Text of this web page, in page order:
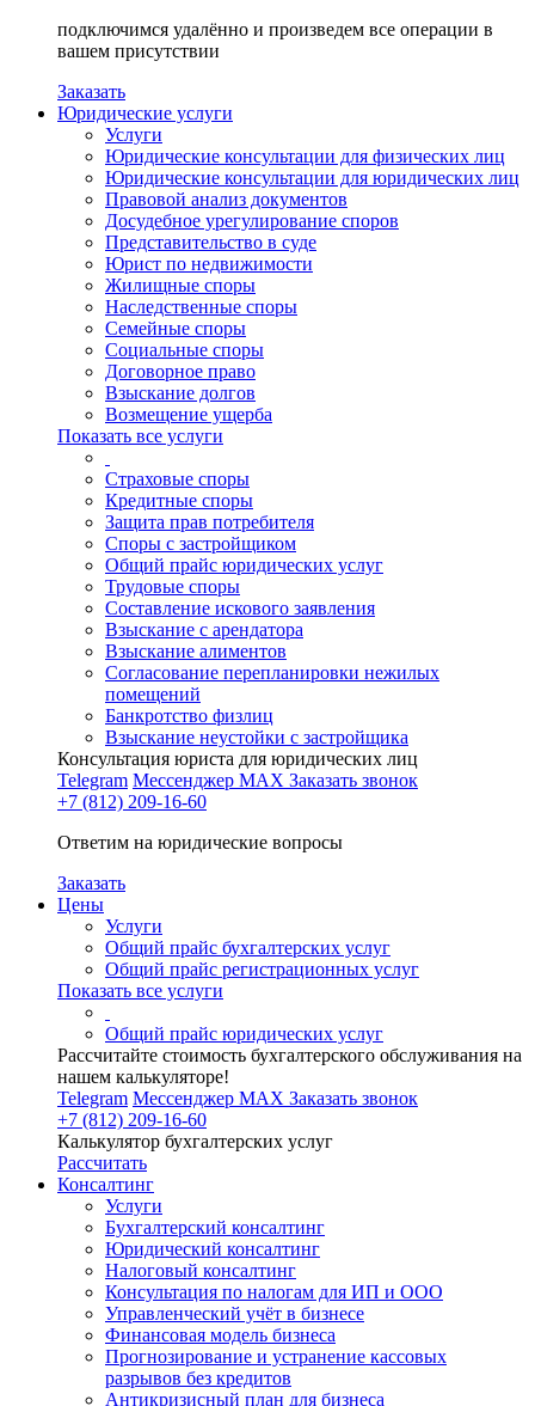
подключимся удалённо и произведем все операции в
вашем присутствии
Заказать
Юридические услуги
Услуги
Юридические консультации для физических лиц
Юридические консультации для юридических лиц
Правовой анализ документов
Досудебное урегулирование споров
Представительство в суде
Юрист по недвижимости
Жилищные споры
Наследственные споры
Семейные споры
Социальные споры
Договорное право
Взыскание долгов
Возмещение ущерба
Показать все услуги
Страховые споры
Кредитные споры
Защита прав потребителя
Споры с застройщиком
Общий прайс юридических услуг
Трудовые споры
Составление искового заявления
Взыскание с арендатора
Взыскание алиментов
Cогласование перепланировки нежилых
помещений
Банкротство физлиц
Взыскание неустойки с застройщика
Консультация юриста для юридических лиц
Telegram Мессенджер MAX Заказать звонок
+7 (812) 209-16-60
Ответим на юридические вопросы
Заказать
Цены
Услуги
Общий прайс бухгалтерских услуг
Общий прайс регистрационных услуг
Показать все услуги
Общий прайс юридических услуг
Рассчитайте стоимость бухгалтерского обслуживания на
нашем калькуляторе!
Telegram Мессенджер MAX Заказать звонок
+7 (812) 209-16-60
Калькулятор бухгалтерских услуг
Рассчитать
Консалтинг
Услуги
Бухгалтерский консалтинг
Юридический консалтинг
Налоговый консалтинг
Консультация по налогам для ИП и ООО
Управленческий учёт в бизнесе
Финансовая модель бизнеса
Прогнозирование и устранение кассовых
разрывов без кредитов
Антикризисный план для бизнеса